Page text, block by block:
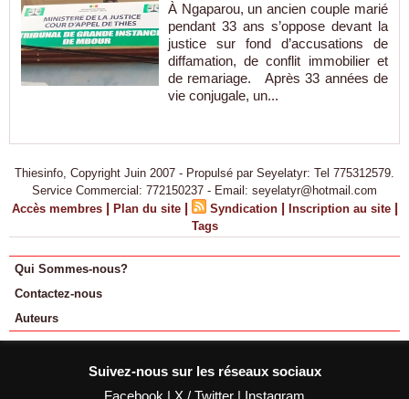
À Ngaparou, un ancien couple marié
pendant 33 ans s’oppose devant la
justice sur fond d’accusations de
diffamation, de conflit immobilier et
de remariage. Après 33 années de
vie conjugale, un...
Thiesinfo, Copyright Juin 2007 - Propulsé par Seyelatyr: Tel 775312579.
Service Commercial: 772150237 - Email: seyelatyr@hotmail.com
Accès membres | Plan du site | Syndication | Inscription au site |
Tags
Qui Sommes-nous?
Contactez-nous
Auteurs
Suivez-nous sur les réseaux sociaux
Facebook | X / Twitter | Instagram